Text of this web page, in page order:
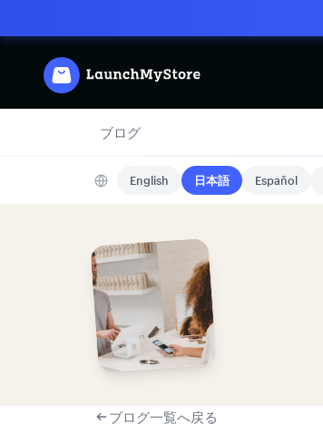
ブログ
English 日本語 Español
ブログ一覧へ戻る